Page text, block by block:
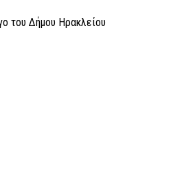
του Δήμου Ηρακλείου